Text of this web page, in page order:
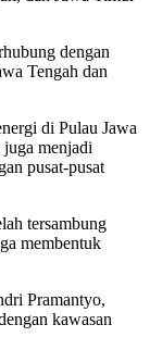
dengan
Tengah dan
di Pulau Jawa
menjadi
pusat-pusat
tersambung
membentuk
Pramantyo,
kawasan